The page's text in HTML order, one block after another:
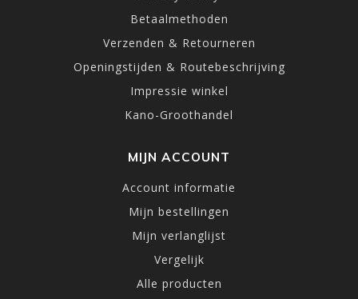
Betaalmethoden
Verzenden & Retourneren
Openingstijden & Routebeschrijving
Impressie winkel
Kano-Groothandel
MIJN ACCOUNT
Account informatie
Mijn bestellingen
Mijn verlanglijst
Vergelijk
Alle producten